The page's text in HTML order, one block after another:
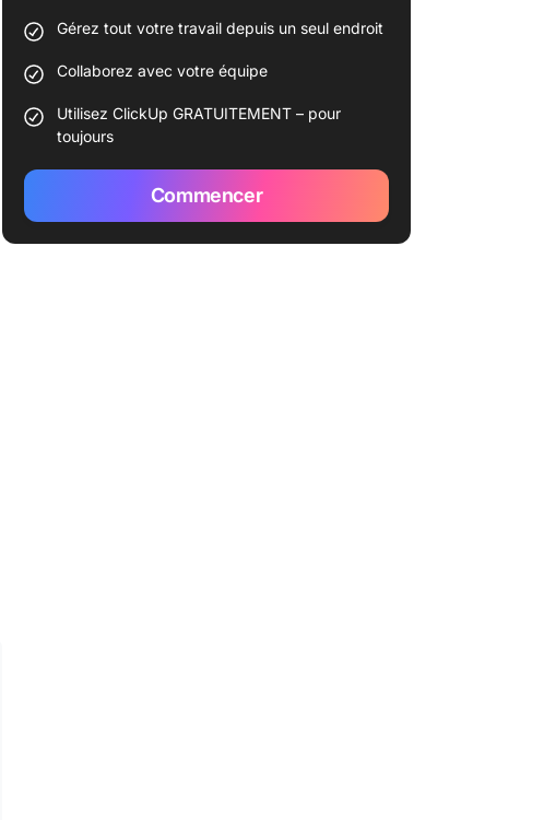
Gérez tout votre travail depuis un seul endroit
Collaborez avec votre équipe
Utilisez ClickUp GRATUITEMENT – pour
toujours
Commencer